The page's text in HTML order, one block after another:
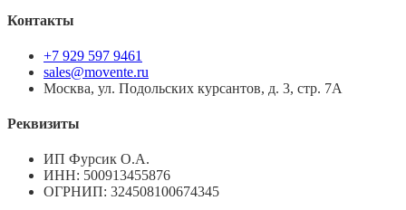
Контакты
+7 929 597 9461
sales@movente.ru
Москва, ул. Подольских курсантов, д. 3, стр. 7А
Реквизиты
ИП Фурсик О.А.
ИНН: 500913455876
ОГРНИП: 324508100674345